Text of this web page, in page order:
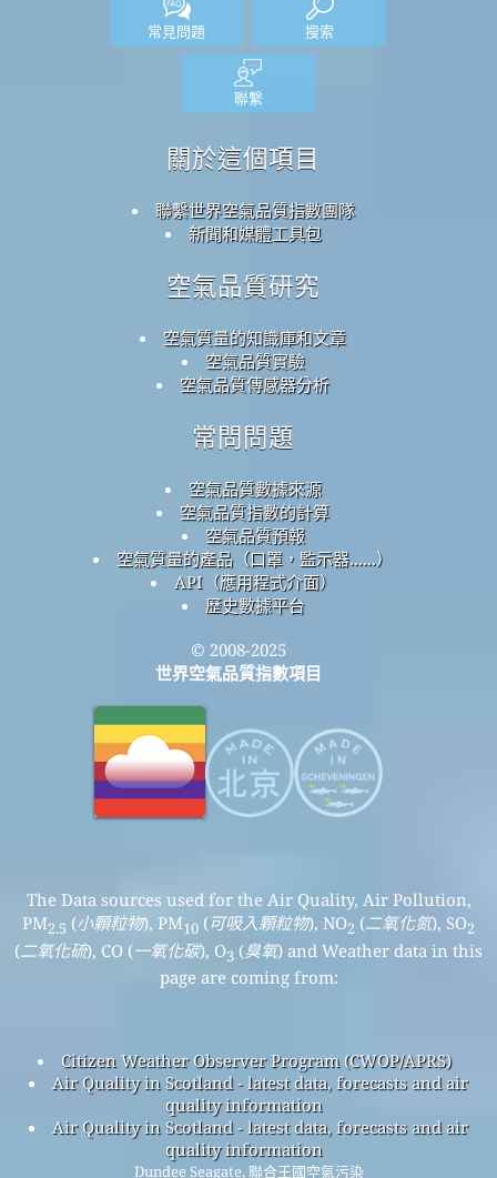
常見問題 搜索
聯繫
關於這個項目
聯繫世界空氣品質指數團隊
新聞和媒體工具包
空氣品質研究
空氣質量的知識庫和文章
空氣品質實驗
空氣品質傳感器分析
常問問題
空氣品質數據來源
空氣品質指數的計算
空氣品質預報
空氣質量的產品（口罩，監示器......）
API（應用程式介面）
歷史數據平台
© 2008-2025
世界空氣品質指數項目
The Data sources used for the Air Quality, Air Pollution,
PM2.5 (小顆粒物), PM10 (可吸入顆粒物), NO2 (二氧化氮), SO2
(二氧化硫), CO (一氧化碳), O3 (臭氧) and Weather data in this
page are coming from:
Citizen Weather Observer Program (CWOP/APRS)
Air Quality in Scotland - latest data, forecasts and air
quality information
Air Quality in Scotland - latest data, forecasts and air
quality information
Dundee Seagate, 聯合王國空氣污染